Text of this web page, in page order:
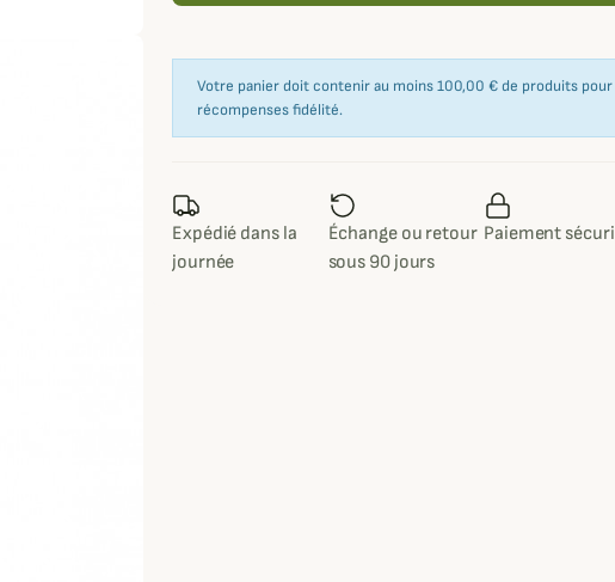
Votre panier doit contenir au moins 100,00 € de produits
récompenses fidélité.
Expédié dans la
journée
Échange ou retour
sous 90 jours
Paiement